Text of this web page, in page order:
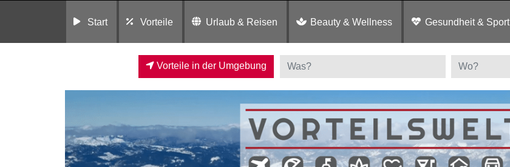
Start Vorteile Urlaub & Reisen Beauty & Wellness Gesundheit & Sport
Vorteile in der Umgebung